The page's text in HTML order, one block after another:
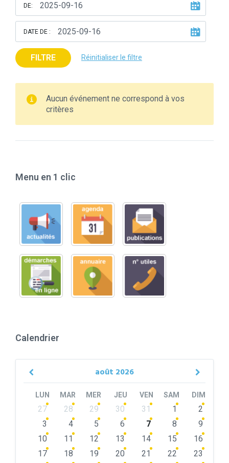
DE:
DATE DE :
FILTRE Réinitialiser le filtre
Aucun événement ne correspond à vos
critères
Menu en 1 clic
Calendrier
août 2026
Previous
LUN MAR MER JEU VEN SAM DIM
Skip
calendar
27 28 29 30 31 1
2
3
4 5 6 7 8
9
10
11 12 13 14 15
16
17
18 19 20 21 22
23